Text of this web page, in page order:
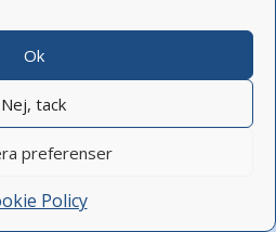
Ok
Nej, tack
preferenser
Policy
ansökan
olika policydokument som
är bra för dig som